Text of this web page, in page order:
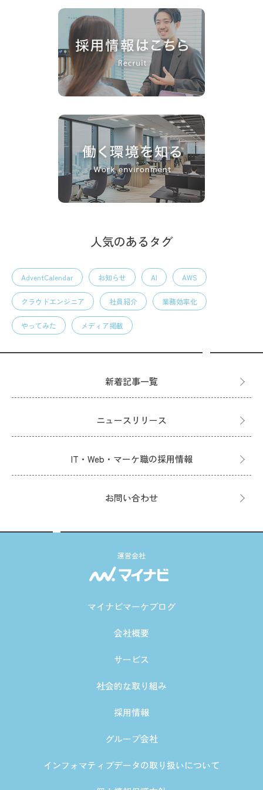
人気のあるタグ
AdventCalendar お知らせ AI AWS
クラウドエンジニア 社員紹介 業務効率化
やってみた メディア掲載
新着記事一覧
ニュースリリース
IT・Web・マーケ職の採用情報
お問い合わせ
運営会社
マイナビマーケブログ
会社概要
サービス
社会的な取り組み
採用情報
グループ会社
インフォマティブデータの取り扱いについて